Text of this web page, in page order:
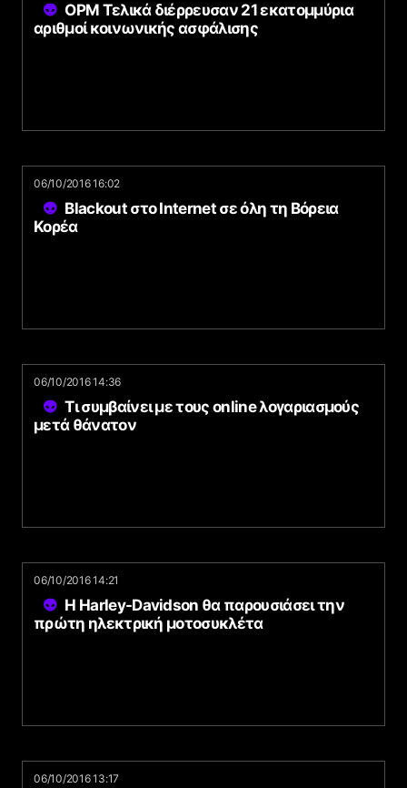
OPM Τελικά διέρρευσαν 21 εκατομμύρια
αριθμοί κοινωνικής ασφάλισης
06/10/2016 16:02
Blackout στο Internet σε όλη τη Βόρεια
Κορέα
06/10/2016 14:36
Τι συμβαίνει με τους online λογαριασμούς
μετά θάνατον
06/10/2016 14:21
Η Harley-Davidson θα παρουσιάσει την
πρώτη ηλεκτρική μοτοσυκλέτα
06/10/2016 13:17